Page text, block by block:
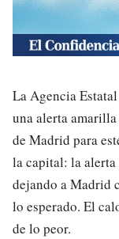
La Agencia
una alerta
de Madrid para
la capital: la alerta
dejando a Madrid
lo esperado. El
de lo peor.